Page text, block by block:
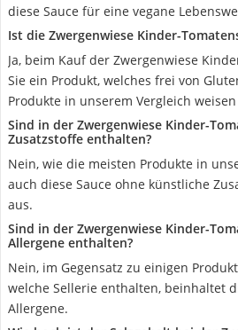
diese Sauce für eine vegane
Ist die Zwergenwiese Kinder-
Ja, beim Kauf der Zwergenwiese
Sie ein Produkt, welches frei von
Produkte in unserem Vergleich
Sind in der Zwergenwiese Kinder-
Zusatzstoffe enthalten?
Nein, wie die meisten Produkte in
auch diese Sauce ohne künstliche
aus.
Sind in der Zwergenwiese Kinder-
Allergene enthalten?
Nein, im Gegensatz zu einigen
welche Sellerie enthalten, beinhaltet
Allergene.